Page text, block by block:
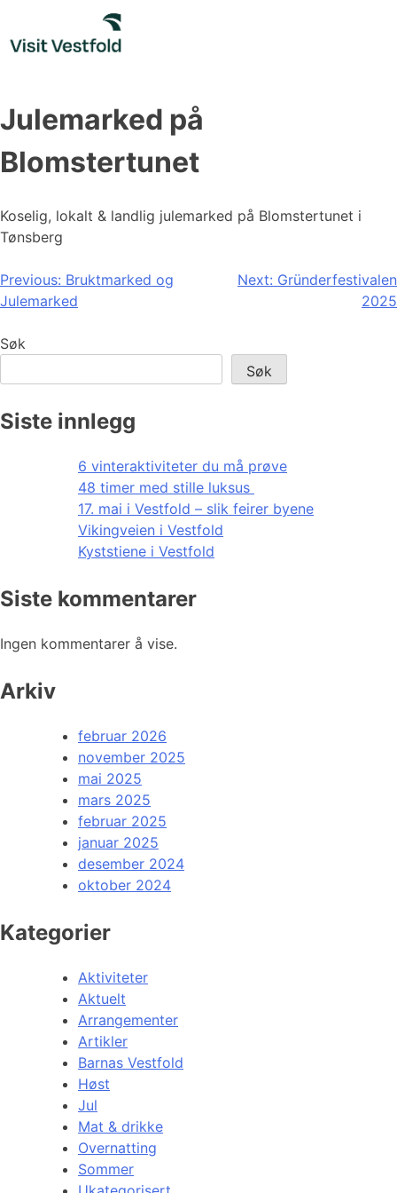
content
Julemarked på
Blomstertunet
Koselig, lokalt & landlig julemarked på Blomstertunet i
Tønsberg
Innleggsnavigasjon
Previous: Bruktmarked og
Julemarked
Next: Gründerfestivalen
2025
Søk
Søk
Siste innlegg
6 vinteraktiviteter du må prøve
48 timer med stille luksus
17. mai i Vestfold – slik feirer byene
Vikingveien i Vestfold
Kyststiene i Vestfold
Siste kommentarer
Ingen kommentarer å vise.
Arkiv
februar 2026
november 2025
mai 2025
mars 2025
februar 2025
januar 2025
desember 2024
oktober 2024
Kategorier
Aktiviteter
Aktuelt
Arrangementer
Artikler
Barnas Vestfold
Høst
Jul
Mat & drikke
Overnatting
Sommer